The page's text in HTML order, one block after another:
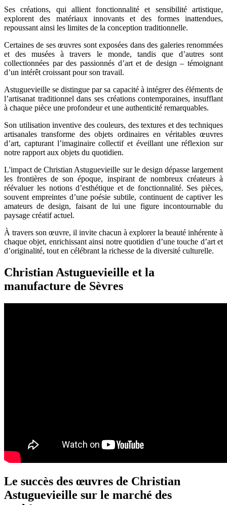
Ses créations, qui allient fonctionnalité et sensibilité artistique,
explorent des matériaux innovants et des formes inattendues,
repoussant ainsi les limites de la conception traditionnelle.
Certaines de ses œuvres sont exposées dans des galeries renommées
et des musées à travers le monde, tandis que d’autres sont
collectionnées par des passionnés d’art et de design – témoignant
d’un intérêt croissant pour son travail.
Astuguevieille se distingue par sa capacité à intégrer des éléments de
l’artisanat traditionnel dans ses créations contemporaines, insufflant
à chaque pièce une profondeur et une authenticité remarquables.
Son utilisation inventive des couleurs, des textures et des techniques
artisanales transforme des objets ordinaires en véritables œuvres
d’art, capturant l’imaginaire collectif et éveillant une réflexion sur
notre rapport aux objets du quotidien.
L'impact de Christian Astuguevieille sur le design dépasse largement
les frontières de son époque, inspirant de nombreux créateurs à
réévaluer les notions d’esthétique et de fonctionnalité. Ses pièces,
souvent empreintes d’une poésie subtile, continuent de captiver les
amateurs de design, faisant de lui une figure incontournable du
paysage créatif actuel.
À travers son œuvre, il invite chacun à explorer la beauté inhérente à
chaque objet, enrichissant ainsi notre quotidien d’une touche d’art et
d’originalité, tout en célébrant la richesse de la diversité culturelle.
Christian Astuguevieille et la
manufacture de Sèvres
Le succès des œuvres de Christian
Astuguevieille sur le marché des